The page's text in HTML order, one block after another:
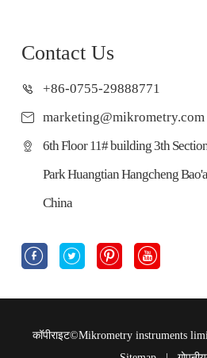
Contact Us
+86-0755-29888771
marketing@mikrometry.com
6th Floor 11# building 3th
Park Huangtian Hangcheng
China
   
कॉपीराइट©Mikrometry instruments